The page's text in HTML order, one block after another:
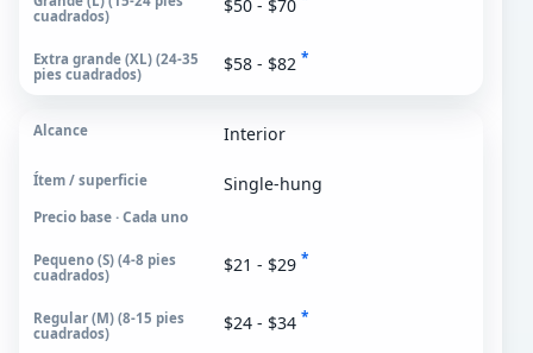
$58 - $82 *
Interior
Single-hung
Precio base · Cada uno
$21 - $29 *
$24 - $34 *